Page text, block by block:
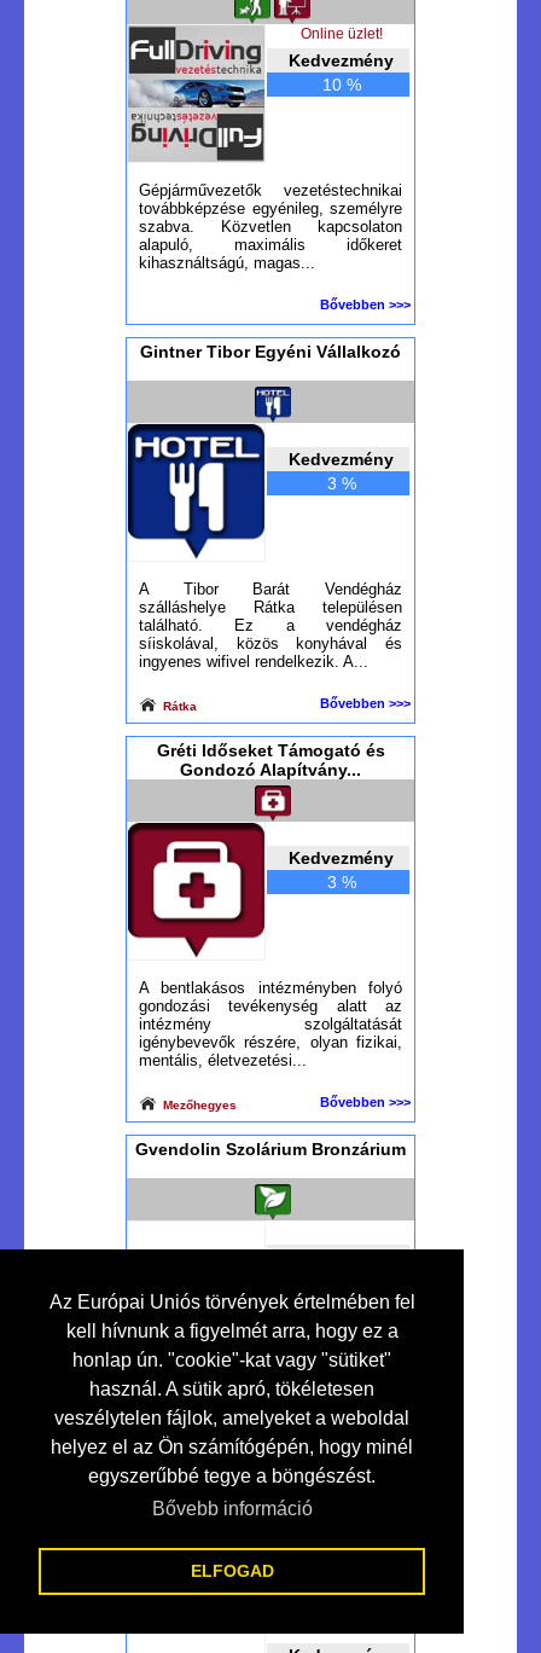
Az Európai Uniós törvények értelmében fel
kell hívnunk a figyelmét arra, hogy ez a
honlap ún. "cookie"-kat vagy "sütiket"
használ. A sütik apró, tökéletesen
veszélytelen fájlok, amelyeket a weboldal
helyez el az Ön számítógépén, hogy minél
egyszerűbbé tegye a böngészést.
Bővebb információ
ELFOGAD
Kedvezmény
10 %
Online üzlet!
Gépjárművezetők vezetéstechnikai
továbbképzése egyénileg, személyre
szabva. Közvetlen kapcsolaton
alapuló, maximális időkeret
kihasználtságú, magas...
Bővebben >>>
Gintner Tibor Egyéni Vállalkozó
Kedvezmény
3 %
A Tibor Barát Vendégház
szálláshelye Rátka településen
található. Ez a vendégház
síiskolával, közös konyhával és
ingyenes wifivel rendelkezik. A...
Rátka Bővebben >>>
Gréti Időseket Támogató és
Gondozó Alapítvány...
Kedvezmény
3 %
A bentlakásos intézményben folyó
gondozási tevékenység alatt az
intézmény szolgáltatását
igénybevevők részére, olyan fizikai,
mentális, életvezetési...
Mezőhegyes Bővebben >>>
Gvendolin Szolárium Bronzárium
Szolárium Studió...
Makó
Ht-led - Lakossági-ipari Led
Világítás